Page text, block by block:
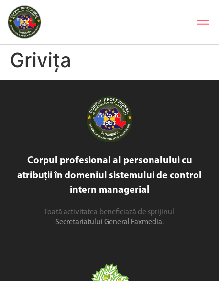
Grivița
Corpul profesional al personalului cu
atribuții în domeniul sistemului de control
intern managerial
Toată activitatea beneficiază de sprijinul
Secretariatului General Faxmedia.